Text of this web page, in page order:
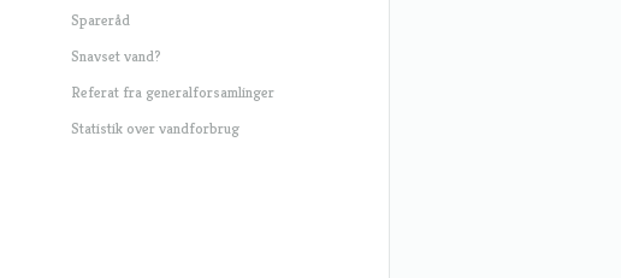
Spareråd
Snavset vand?
Referat fra generalforsamlinger
Statistik over vandforbrug